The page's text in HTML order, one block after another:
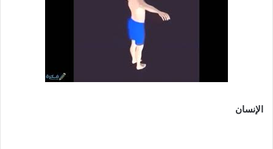
الإنسان